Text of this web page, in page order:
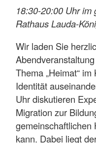
18:30-20:00 Uhr
Rathaus Lauda-
Wir laden Sie
Thema „Heimat“
Identität
Uhr diskutieren
Migration zur
gemeinschaftlichen
kann. Dabei liegt